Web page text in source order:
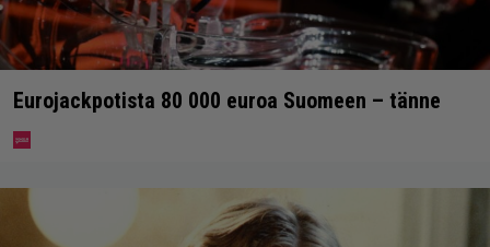
Eurojackpotista 80 000 euroa Suomeen – tänne